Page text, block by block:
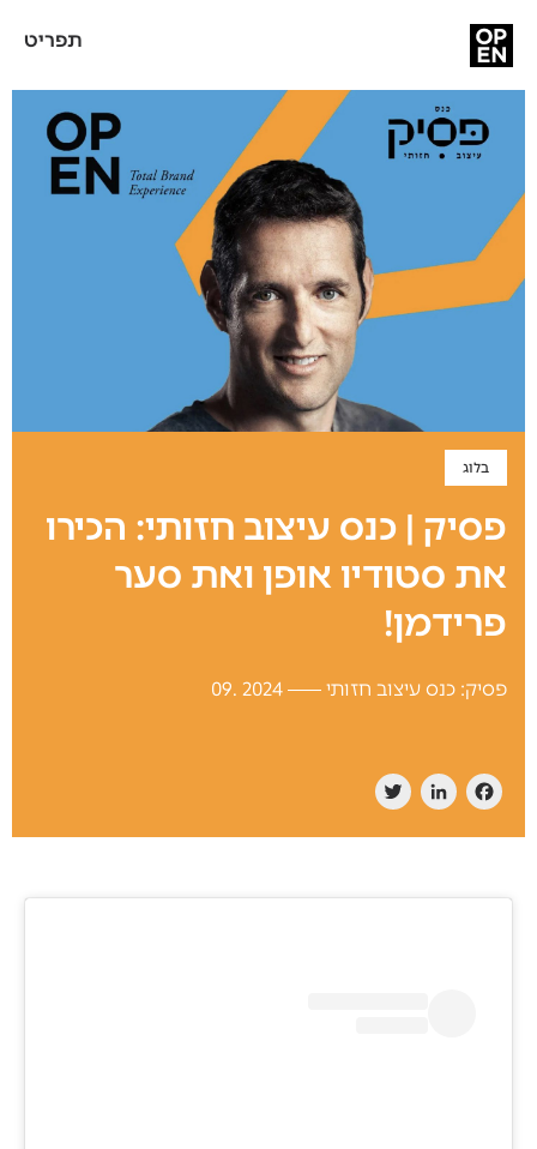
תפריט
בלוג
פסיק | כנס עיצוב חזותי: הכירו
את סטודיו אופן ואת סער
פרידמן!
פסיק: כנס עיצוב חזותי 2024 .09